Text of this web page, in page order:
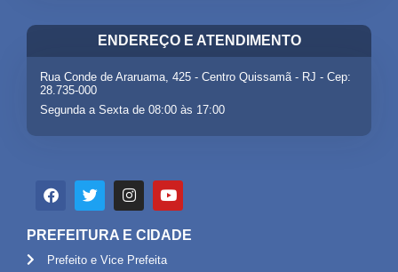
ENDEREÇO E ATENDIMENTO
Rua Conde de Araruama, 425 - Centro Quissamã - RJ - Cep:
28.735-000
Segunda a Sexta de 08:00 às 17:00
PREFEITURA E CIDADE
Prefeito e Vice Prefeita